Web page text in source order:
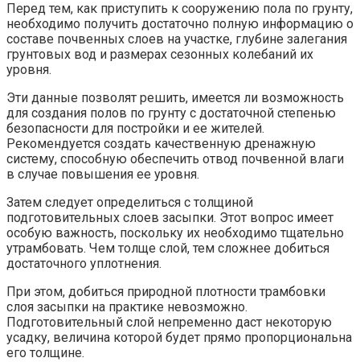
Перед тем, как приступить к сооружению пола по грунту,
необходимо получить достаточно полную информацию о
составе почвенных слоев на участке, глубине залегания
грунтовых вод и размерах сезонных колебаний их
уровня.
Эти данные позволят решить, имеется ли возможность
для создания полов по грунту с достаточной степенью
безопасности для постройки и ее жителей.
Рекомендуется создать качественную дренажную
систему, способную обеспечить отвод почвенной влаги
в случае повышения ее уровня.
Затем следует определиться с толщиной
подготовительных слоев засыпки. Этот вопрос имеет
особую важность, поскольку их необходимо тщательно
утрамбовать. Чем толще слой, тем сложнее добиться
достаточного уплотнения.
При этом, добиться природной плотности трамбовки
слоя засыпки на практике невозможно.
Подготовительный слой непременно даст некоторую
усадку, величина которой будет прямо пропорциональна
его толщине.